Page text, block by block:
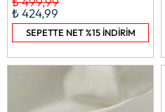
₺ 424,99
SEPETTE NET %15 İNDİRİM